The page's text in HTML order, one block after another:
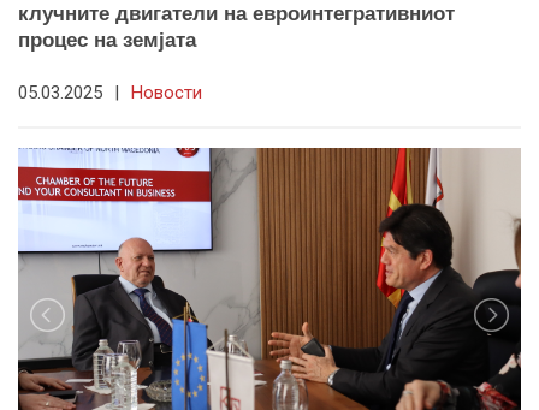
клучните двигатели на евроинтегративниот
процес на земјата
05.03.2025 | Новости